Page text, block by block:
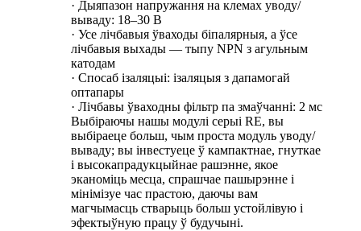
· Дыяпазон напружання на клемах уводу/
вываду: 18–30 В
· Усе лічбавыя ўваходы біпалярныя, а ўсе
лічбавыя выхады — тыпу NPN з агульным
катодам
· Спосаб ізаляцыі: ізаляцыя з дапамогай
оптапары
· Лічбавы ўваходны фільтр па змаўчанні: 2 мс
Выбіраючы нашы модулі серыі RE, вы
выбіраеце больш, чым проста модуль уводу/
вываду; вы інвестуеце ў кампактнае, гнуткае
і высокапрадукцыйнае рашэнне, якое
эканоміць месца, спрашчае пашырэнне і
мінімізуе час прастою, даючы вам
магчымасць стварыць больш устойлівую і
эфектыўную працу ў будучыні.